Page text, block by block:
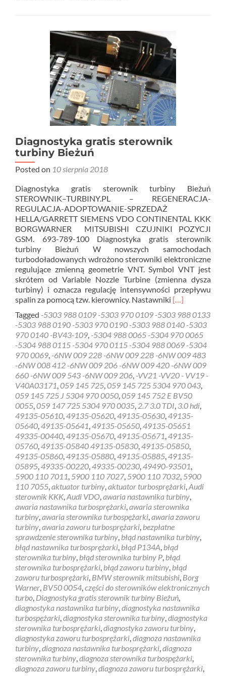
Diagnostyka gratis sterownik
turbiny Bieżuń
Posted on 10 sierpnia 2018
Diagnostyka gratis sterownik turbiny Bieżuń
STEROWNIK–TURBINY.PL – REGENERACJA-
REGULACJA-ADOPTOWANIE-SPRZEDAŻ
HELLA/GARRETT SIEMENS VDO CONTINENTAL KKK
BORGWARNER MITSUBISHI CZUJNIKI POZYCJI
GSM. 693-789-100 Diagnostyka gratis sterownik
turbiny Bieżuń W nowszych samochodach
turbodoładowanych wdrożono sterowniki elektroniczne
regulujące zmienną geometrie VNT. Symbol VNT jest
skrótem od Variable Nozzle Turbine (zmienna dysza
turbiny) i oznacza regulację intensywności przepływu
spalin za pomocą tzw. kierownicy. Nastawniki Read
about
Diagnostyka
gratis
sterownik
turbiny
Bieżuń
[…]
Tagged -5303 988 0109 -5303 970 0109 -5303 988 0133
-5303 988 0190 -5303 970 0190 -5303 988 0140 -5303
970 0140 -BV43-109 -5304 988 0065 -5304 970 0065
-5304 988 0115 -5304 970 0115 -5304 988 0069 -5304
970 0069 -6NW 009 228 -6NW 009 228 -6NW 009 483
-6NW 008 412 -6NW 009 206 -6NW 009 420 -6NW 009
660 -6NW 009 543 -6NW 009 206 -VV21 -VV20 - VV19 -
V40A03171 059 145 725 059 145 725 5304 970 043
059 145 725 J 5304 970 0050 059 145 752 E BV50
0055 059 147 725 5304 970 0035 2.7 3.0 TDI 3.0 hdi
49135-05610 49135-05620 49135-05630 49135-
05640 49135-05641 49135-05650 49135-05651
49335-00440 49135-05670 49135-05671 49135-
05760 49135-05840 49135-05830 49135-05850
49135-05860 49135-05880 49135-05885 49135-
05895 49335-00220 49335-00230 49490-93501
5900 110 7011 5900 110 7027, 5900 110 7032 5900
110 7055 aktuator turbiny aktuator turbosprężarki Audi
sterownik KKK Audi VDO awaria nastawnika turbiny
awaria nastawnika turbosprężarki awaria sterownika
turbiny awaria sterownika turbospężarki awaria zaworu
turbiny awaria zaworu turbosprężarki bezpłatne
sprawdzenie sterownika turbiny błąd nastawnika turbiny
błąd nastawnika turbosprężarki błąd P134A błąd
sterownika turbiny błąd sterownika turbiny P błąd
sterownika turbosprężarki błąd zaworu turbiny błąd
zaworu turbosprężarki BMW sterownik mitsubishi Borg
Warner BV50 0054 części do sterowników elektronicznych
turbo Diagnostyka gratis sterownik turbiny Bieżuń
diagnostyka nastawnika turbiny diagnostyka nastawnika
turbospężarki diagnostyka sterownika turbiny diagnostyka
sterownika turbosprężarki diagnostyka zaworu turbiny
diagnostyka zaworu turbosprężarki diagnoza nastawnika
turbiny diagnoza nastawnika turbosprężarki diagnoza
sterownika turbiny diagnoza sterownika turbospężarki
diagnoza zaworu turbiny diagnoza zaworu turbosprężarki